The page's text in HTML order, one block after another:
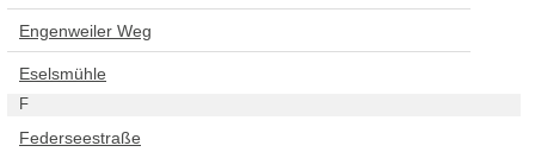
Engenweiler Weg
Eselsmühle
F
Federseestraße